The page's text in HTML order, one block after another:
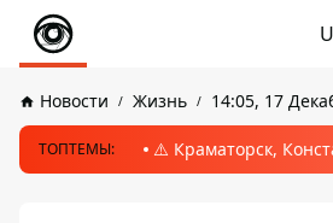
Новости Жизнь 14:05, 17
ТОПТЕМЫ: ⚠️ Краматорск,